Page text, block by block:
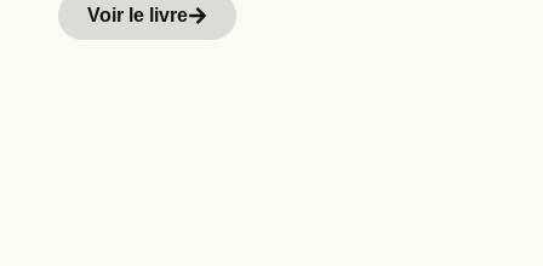
Voir le livre